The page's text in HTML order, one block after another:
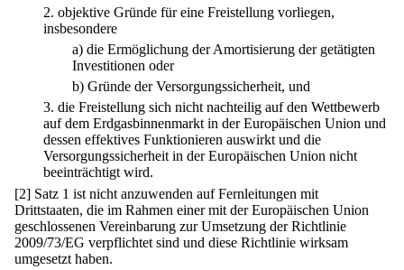
2. objektive Gründe für eine Freistellung vorliegen,
insbesondere
a) die Ermöglichung der Amortisierung der getätigten
Investitionen oder
b) Gründe der Versorgungssicherheit, und
3. die Freistellung sich nicht nachteilig auf den Wettbewerb
auf dem Erdgasbinnenmarkt in der Europäischen Union und
dessen effektives Funktionieren auswirkt und die
Versorgungssicherheit in der Europäischen Union nicht
beeinträchtigt wird.
[2] Satz 1 ist nicht anzuwenden auf Fernleitungen mit
Drittstaaten, die im Rahmen einer mit der Europäischen Union
geschlossenen Vereinbarung zur Umsetzung der Richtlinie
2009/73/EG verpflichtet sind und diese Richtlinie wirksam
umgesetzt haben.